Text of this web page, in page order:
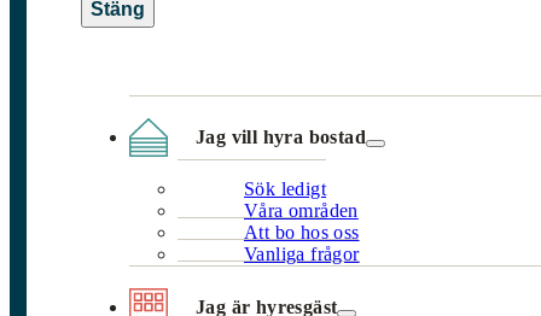
Jag vill hyra bostad
Sök ledigt
Våra områden
Att bo hos oss
Vanliga frågor
Jag är hyresgäst